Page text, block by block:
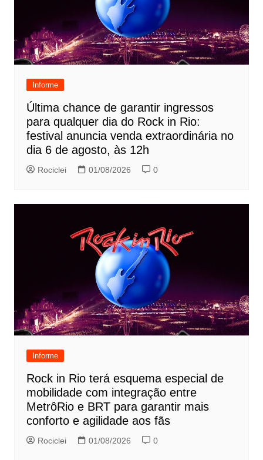
Informe
Última chance de garantir ingressos
para qualquer dia do Rock in Rio:
festival anuncia venda extraordinária no
dia 6 de agosto, às 12h
Rociclei 01/08/2026 0
Informe
Rock in Rio terá esquema especial de
mobilidade com integração entre
MetrôRio e BRT para garantir mais
conforto e agilidade aos fãs
Rociclei 01/08/2026 0